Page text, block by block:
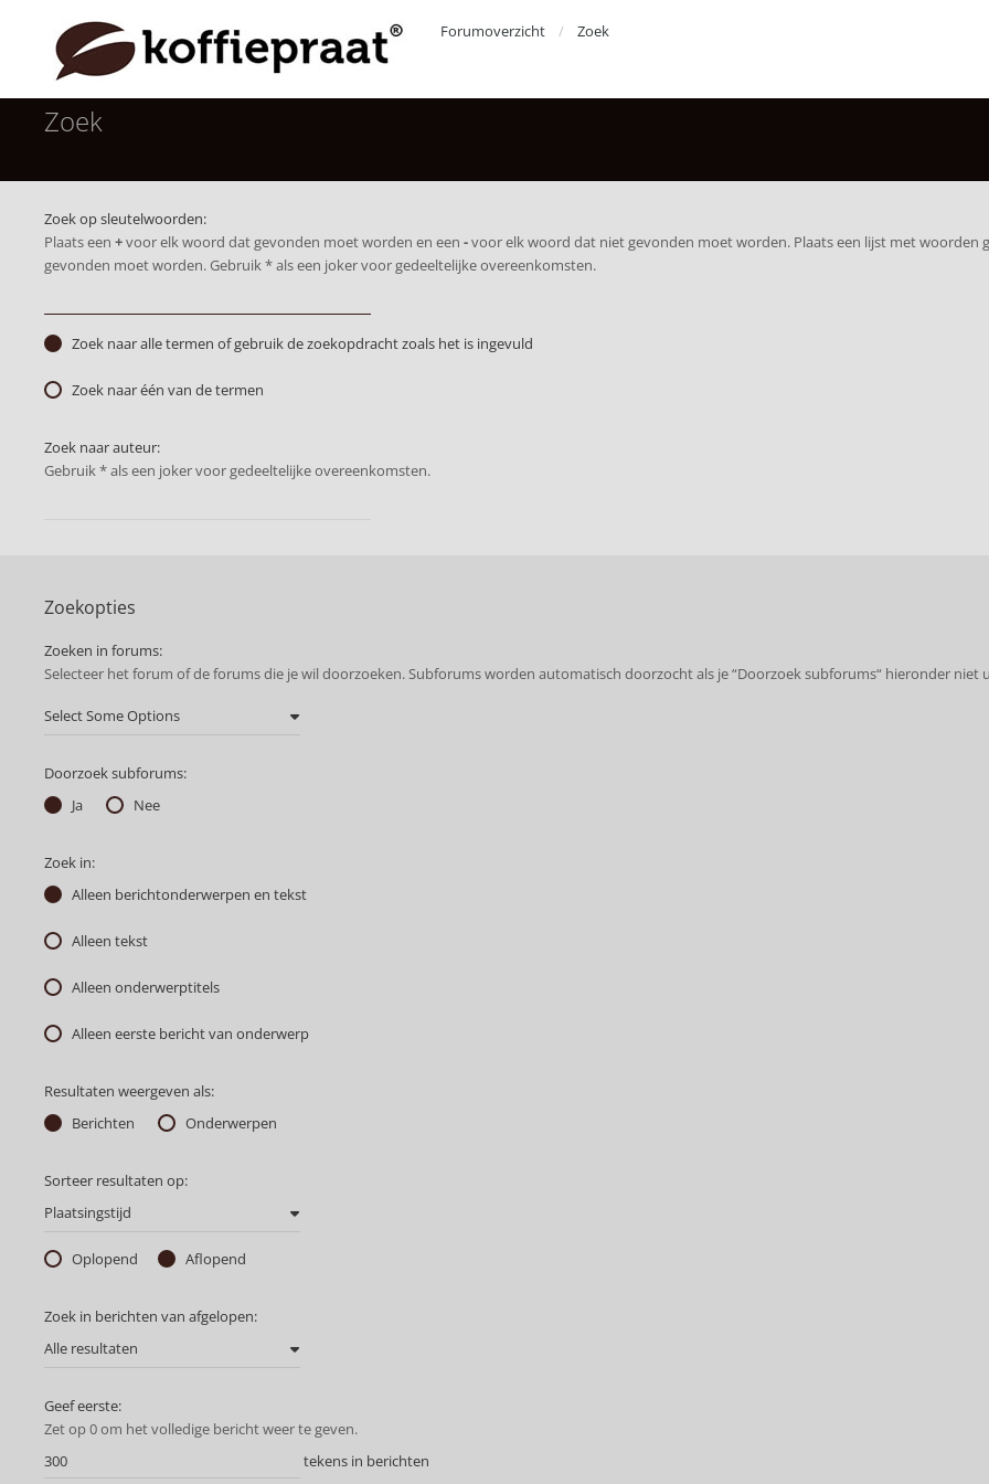
Forumoverzicht Zoek
Zoek
Zoek op sleutelwoorden:
Plaats een +voor elk woord dat gevonden moet worden en een -voor elk woord dat niet gevonden moet worden. Plaats een lijst met woorden
gevonden moet worden. Gebruik * als een joker voor gedeeltelijke overeenkomsten.
Zoek naar alle termen of gebruik de zoekopdracht zoals het is ingevuld
Zoek naar één van de termen
Zoek naar auteur:
Gebruik * als een joker voor gedeeltelijke overeenkomsten.
Zoekopties
Zoeken in forums:
Selecteer het forum of de forums die je wil doorzoeken. Subforums worden automatisch doorzocht als je “Doorzoek subforums“ hieronder niet
Doorzoek subforums:
Ja
Nee
Zoek in:
Alleen berichtonderwerpen en tekst
Alleen tekst
Alleen onderwerptitels
Alleen eerste bericht van onderwerp
Resultaten weergeven als:
Berichten
Onderwerpen
Sorteer resultaten op:
Plaatsingstijd
Oplopend Aflopend
Zoek in berichten van afgelopen:
Alle resultaten
Geef eerste:
Zet op 0 om het volledige bericht weer te geven.
tekens in berichten